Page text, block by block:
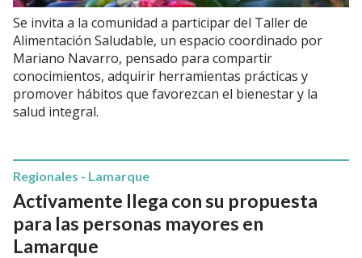
Se invita a la comunidad a participar del Taller de
Alimentación Saludable, un espacio coordinado por
Mariano Navarro, pensado para compartir
conocimientos, adquirir herramientas prácticas y
promover hábitos que favorezcan el bienestar y la
salud integral.
Activamente llega con su propuesta
para las personas mayores en
Lamarque
Regionales - Lamarque